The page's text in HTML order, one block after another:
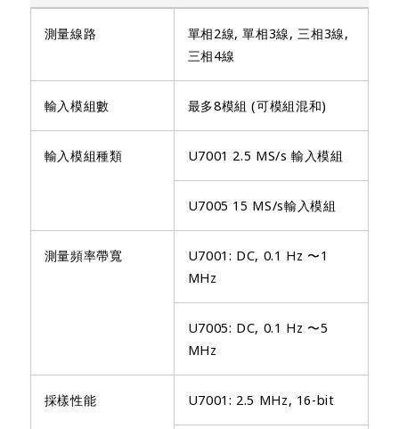
測量線路
單相2線, 單相3線, 三相3線,
三相4線
輸入模組數 最多8模組 (可模組混和)
輸入模組種類 U7001 2.5 MS/s 輸入模組
U7005 15 MS/s輸入模組
測量頻率帶寬
U7001: DC, 0.1 Hz 〜1
MHz
U7005: DC, 0.1 Hz 〜5
MHz
採樣性能 U7001: 2.5 MHz, 16-bit